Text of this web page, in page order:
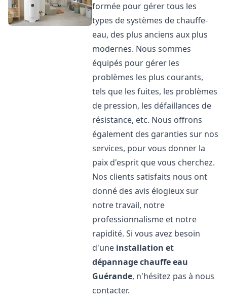
formée pour gérer tous les
types de systèmes de chauffe-
eau, des plus anciens aux plus
modernes. Nous sommes
équipés pour gérer les
problèmes les plus courants,
tels que les fuites, les problèmes
de pression, les défaillances de
résistance, etc. Nous offrons
également des garanties sur nos
services, pour vous donner la
paix d'esprit que vous cherchez.
Nos clients satisfaits nous ont
donné des avis élogieux sur
notre travail, notre
professionnalisme et notre
rapidité. Si vous avez besoin
d'une installation et
dépannage chauffe eau
Guérande, n'hésitez pas à nous
contacter.